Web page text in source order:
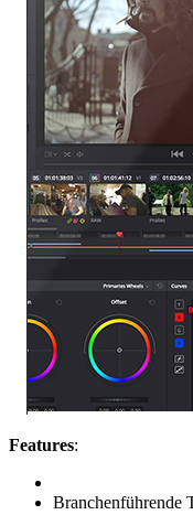
Features:
Branchenführende